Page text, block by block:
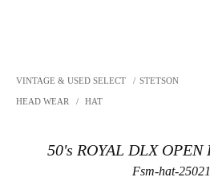
VINTAGE & USED SELECT / STETSON
HEAD WEAR / HAT
50's ROYAL DLX OPEN
Fsm-hat-